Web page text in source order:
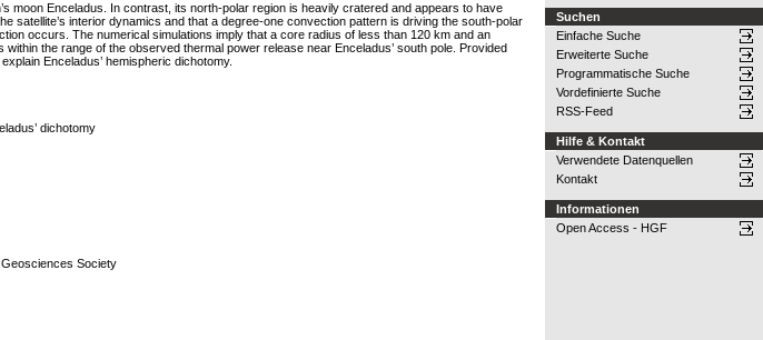
moon Enceladus. In contrast, its north-polar region is heavily cratered and appears to have
satellite’s interior dynamics and that a degree-one convection pattern is driving the south-polar
occurs. The numerical simulations imply that a core radius of less than 120 km and an
the range of the observed thermal power release near Enceladus’ south pole. Provided
Enceladus’ hemispheric dichotomy.
dichotomy
Society
Suchen
Einfache Suche
Erweiterte Suche
Programmatische Suche
Vordefinierte Suche
RSS-Feed
Hilfe & Kontakt
Verwendete Datenquellen
Kontakt
Informationen
Open Access - HGF